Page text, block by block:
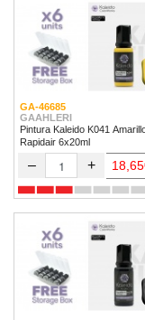
GA-46685
GAAHLERI
Pintura Kaleido K041
Rapidair 6x20ml
– +